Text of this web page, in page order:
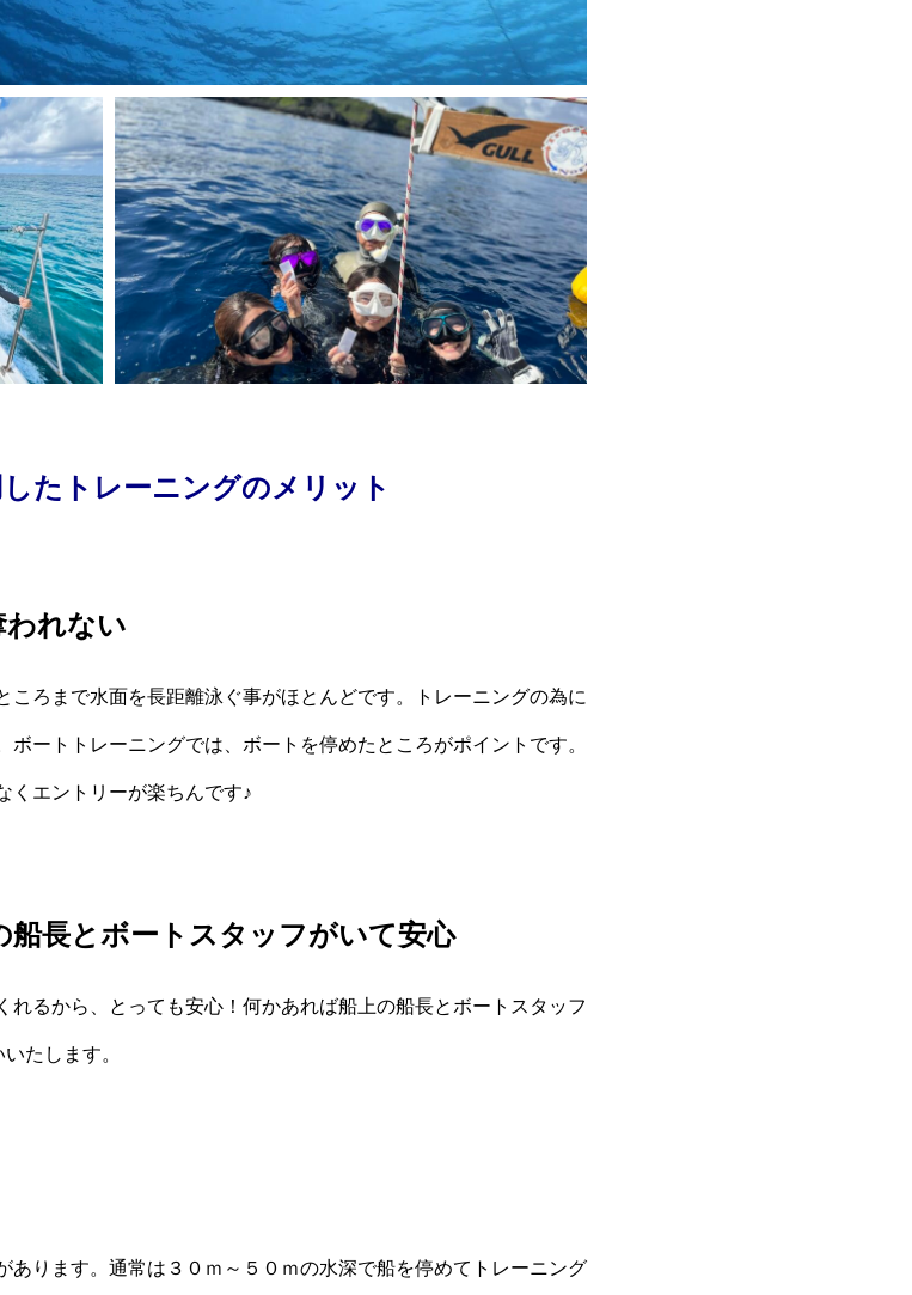
たトレーニングのメリット
れない
ろまで水面を長距離泳ぐ事がほとんどです。トレーニングの為に
ートトレーニングでは、ボートを停めたところがポイントです。
くエントリーが楽ちんです♪
長とボートスタッフがいて安心
れるから、とっても安心！何かあれば船上の船長とボートスタッフ
たします。
あります。通常は３０ｍ～５０ｍの水深で船を停めてトレーニング